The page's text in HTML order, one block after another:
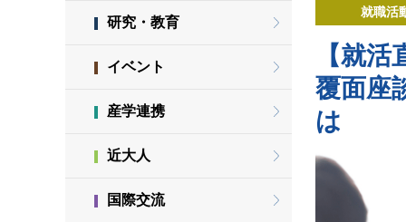
就職活
【就
覆面座
は
研究・教育
イベント
産学連携
近大人
国際交流